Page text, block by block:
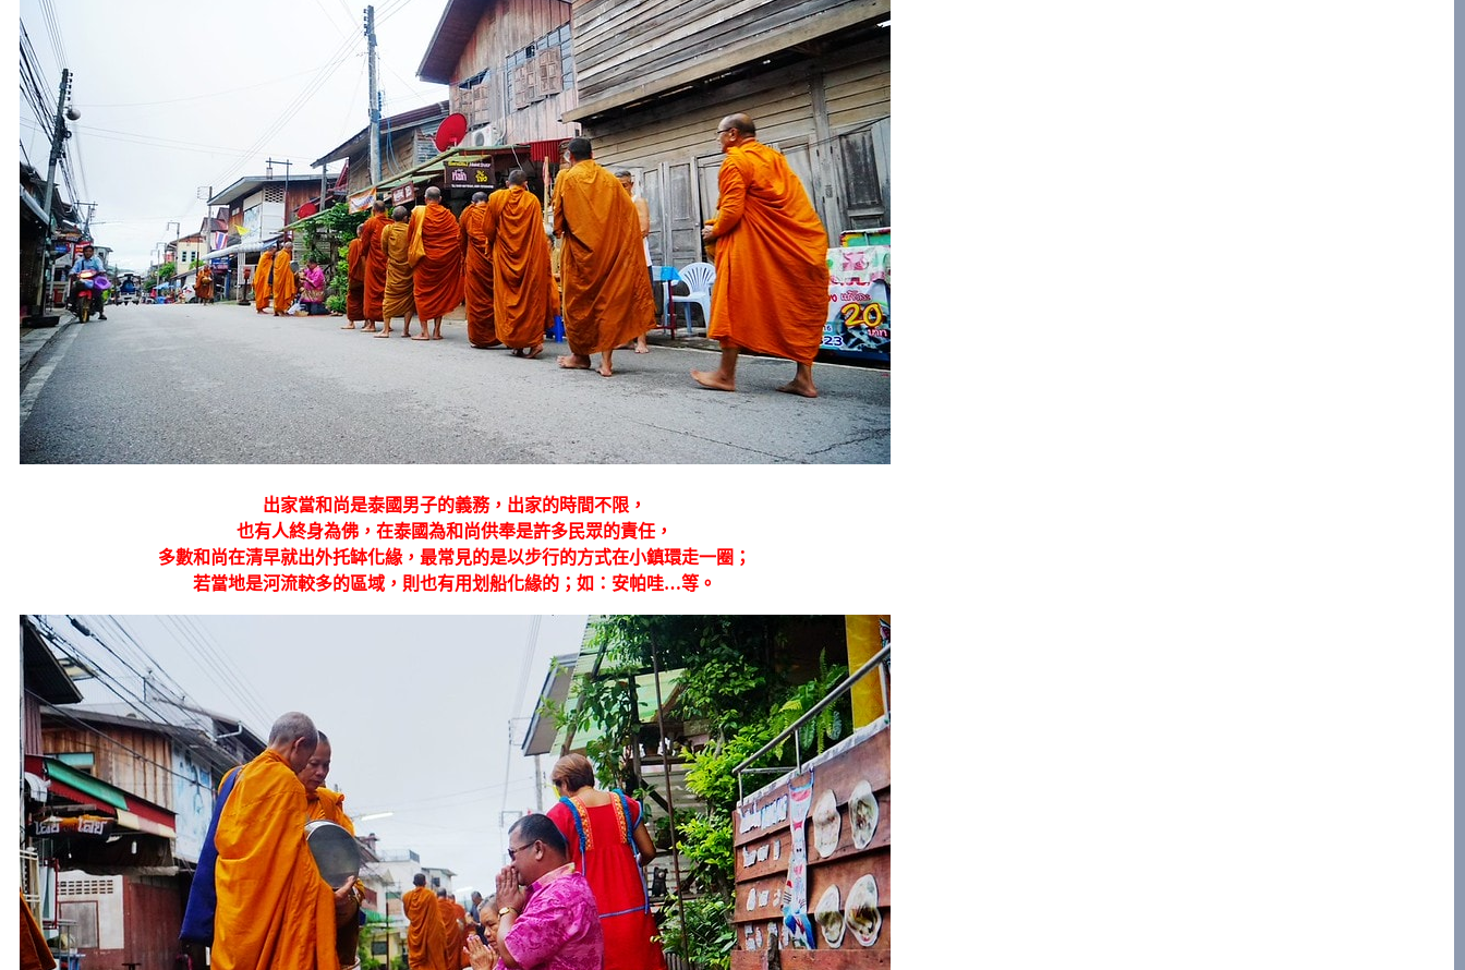
出家當和尚是泰國男子的義務，出家的時間不限，
也有人終身為佛，在泰國為和尚供奉是許多民眾的責任，
多數和尚在清早就出外托缽化緣，最常見的是以步行的方式在小鎮環走一圈；
若當地是河流較多的區域，則也有用划船化緣的；如：安帕哇…等。